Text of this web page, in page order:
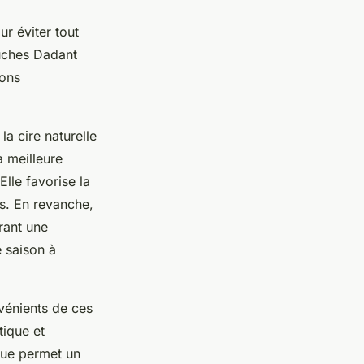
éviter tout
Dadant
cire naturelle
meilleure
favorise la
En revanche,
une
saison à
de ces
et
permet un